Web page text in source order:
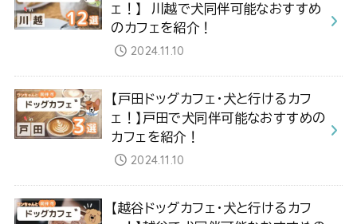
ェ！】 川越で犬同伴可能なおすすめ
のカフェを紹介！
2024.11.10
【戸田ドッグカフェ・犬と行けるカフ
ェ！】戸田で犬同伴可能なおすすめの
カフェを紹介！
2024.11.10
【越谷ドッグカフェ・犬と行けるカフ